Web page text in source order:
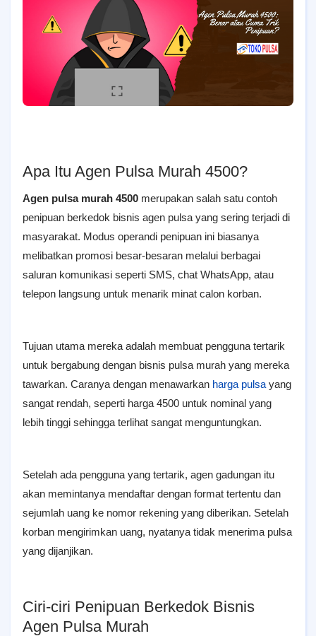
Apa Itu Agen Pulsa Murah 4500?
Agen pulsa murah 4500 merupakan salah satu contoh
penipuan berkedok bisnis agen pulsa yang sering terjadi di
masyarakat. Modus operandi penipuan ini biasanya
melibatkan promosi besar-besaran melalui berbagai
saluran komunikasi seperti SMS, chat WhatsApp, atau
telepon langsung untuk menarik minat calon korban.
Tujuan utama mereka adalah membuat pengguna tertarik
untuk bergabung dengan bisnis pulsa murah yang mereka
tawarkan. Caranya dengan menawarkan harga pulsa yang
sangat rendah, seperti harga 4500 untuk nominal yang
lebih tinggi sehingga terlihat sangat menguntungkan.
Setelah ada pengguna yang tertarik, agen gadungan itu
akan memintanya mendaftar dengan format tertentu dan
sejumlah uang ke nomor rekening yang diberikan. Setelah
korban mengirimkan uang, nyatanya tidak menerima pulsa
yang dijanjikan.
Ciri-ciri Penipuan Berkedok Bisnis
Agen Pulsa Murah